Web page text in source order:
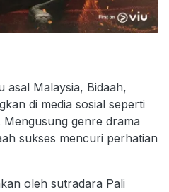
asal Malaysia, Bidaah,
di media sosial seperti
genre drama
sukses mencuri perhatian
oleh sutradara Pali